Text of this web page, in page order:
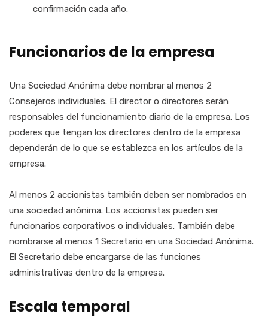
confirmación cada año.
Funcionarios de la empresa
Una Sociedad Anónima debe nombrar al menos 2
Consejeros individuales. El director o directores serán
responsables del funcionamiento diario de la empresa. Los
poderes que tengan los directores dentro de la empresa
dependerán de lo que se establezca en los artículos de la
empresa.
Al menos 2 accionistas también deben ser nombrados en
una sociedad anónima. Los accionistas pueden ser
funcionarios corporativos o individuales. También debe
nombrarse al menos 1 Secretario en una Sociedad Anónima.
El Secretario debe encargarse de las funciones
administrativas dentro de la empresa.
Escala temporal